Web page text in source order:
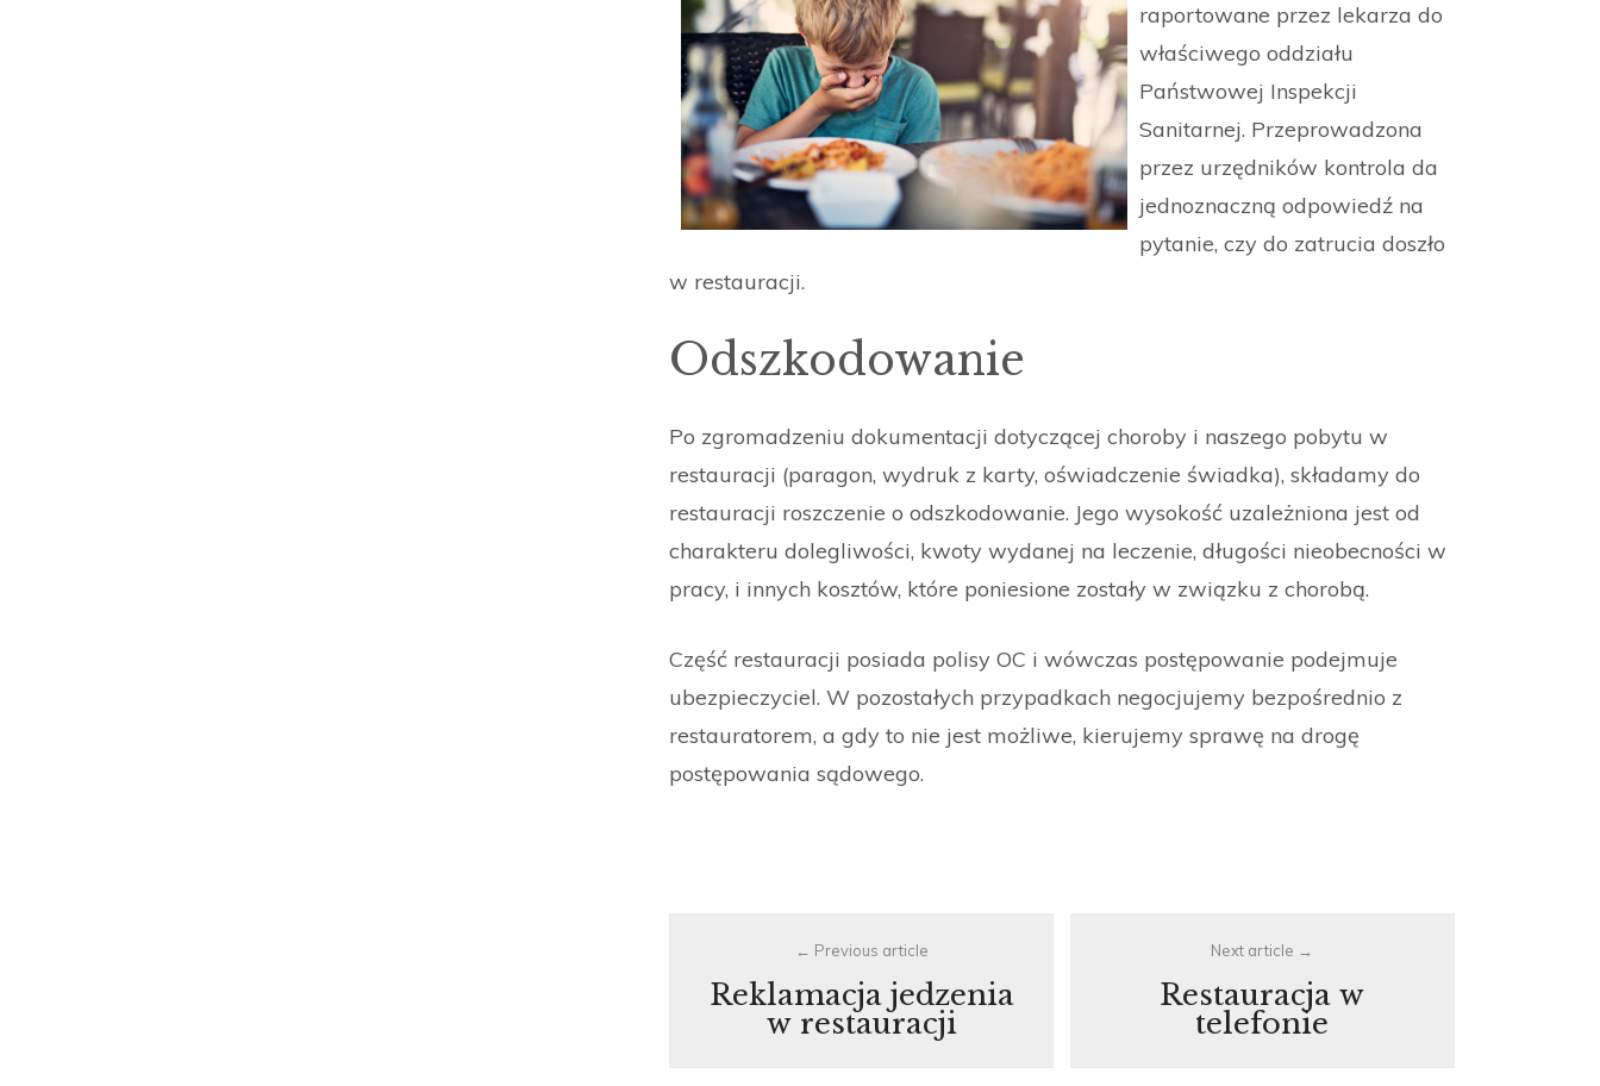
raportowane przez lekarza do
właściwego oddziału
Państwowej Inspekcji
Sanitarnej. Przeprowadzona
przez urzędników kontrola da
jednoznaczną odpowiedź na
pytanie, czy do zatrucia doszło
w restauracji.
Odszkodowanie
Po zgromadzeniu dokumentacji dotyczącej choroby i naszego pobytu w
restauracji (paragon, wydruk z karty, oświadczenie świadka), składamy do
restauracji roszczenie o odszkodowanie. Jego wysokość uzależniona jest od
charakteru dolegliwości, kwoty wydanej na leczenie, długości nieobecności w
pracy, i innych kosztów, które poniesione zostały w związku z chorobą.
Część restauracji posiada polisy OC i wówczas postępowanie podejmuje
ubezpieczyciel. W pozostałych przypadkach negocjujemy bezpośrednio z
restauratorem, a gdy to nie jest możliwe, kierujemy sprawę na drogę
postępowania sądowego.
navigation
Previous article
Reklamacja jedzenia
w restauracji
Next article
Restauracja w
telefonie